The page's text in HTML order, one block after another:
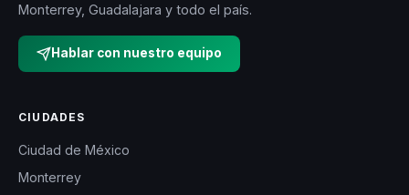
Monterrey, Guadalajara y todo el país.
Hablar con nuestro equipo
CIUDADES
Ciudad de México
Monterrey